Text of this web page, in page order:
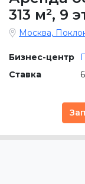
313 м², 9
Москва,
Бизнес-центр
Ставка